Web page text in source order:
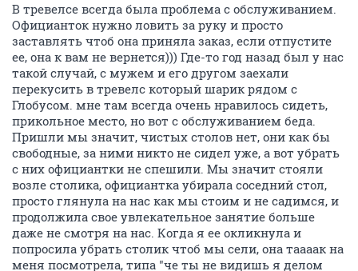
В тревелсе всегда была проблема с обслуживанием.
Официанток нужно ловить за руку и просто
заставлять чтоб она приняла заказ, если отпустите
ее, она к вам не вернется))) Где-то год назад был у нас
такой случай, с мужем и его другом заехали
перекусить в тревелс который шарик рядом с
Глобусом. мне там всегда очень нравилось сидеть,
прикольное место, но вот с обслуживанием беда.
Пришли мы значит, чистых столов нет, они как бы
свободные, за ними никто не сидел уже, а вот убрать
с них официантки не спешили. Мы значит стояли
возле столика, официантка убирала соседний стол,
просто глянула на нас как мы стоим и не садимся, и
продолжила свое увлекательное занятие больше
даже не смотря на нас. Когда я ее окликнула и
попросила убрать столик чтоб мы сели, она таааак на
меня посмотрела, типа "че ты не видишь я делом